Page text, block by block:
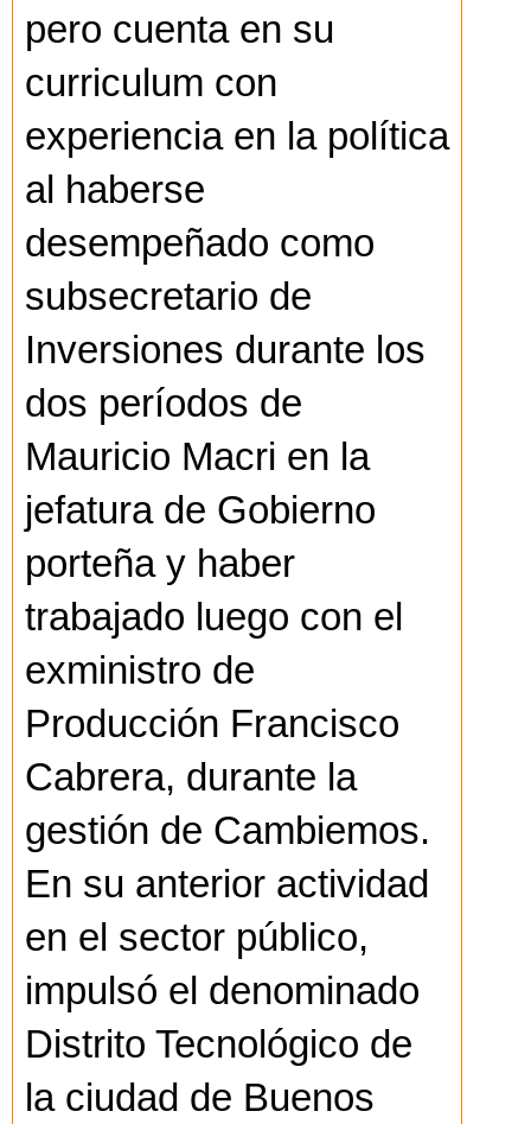
pero cuenta en su
curriculum con
experiencia en la política
al haberse
desempeñado como
subsecretario de
Inversiones durante los
dos períodos de
Mauricio Macri en la
jefatura de Gobierno
porteña y haber
trabajado luego con el
exministro de
Producción Francisco
Cabrera, durante la
gestión de Cambiemos.
En su anterior actividad
en el sector público,
impulsó el denominado
Distrito Tecnológico de
la ciudad de Buenos